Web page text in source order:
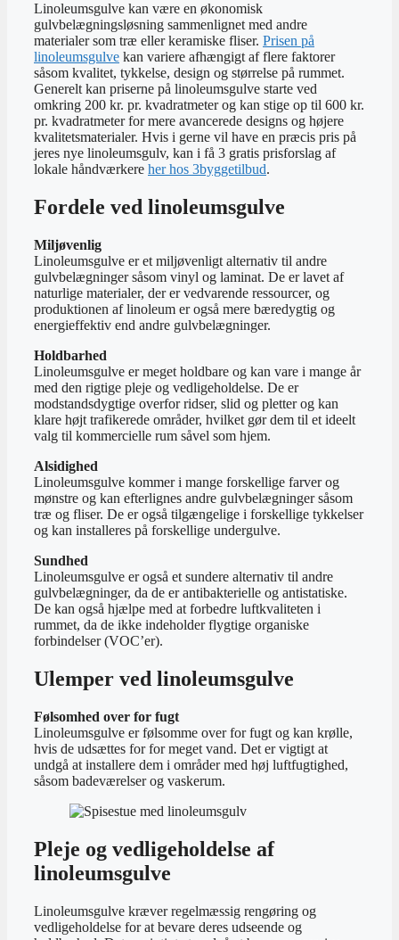
Linoleumsgulve kan være en økonomisk
gulvbelægningsløsning sammenlignet med andre
materialer som træ eller keramiske fliser. Prisen på
linoleumsgulve kan variere afhængigt af flere faktorer
såsom kvalitet, tykkelse, design og størrelse på rummet.
Generelt kan priserne på linoleumsgulve starte ved
omkring 200 kr. pr. kvadratmeter og kan stige op til 600 kr.
pr. kvadratmeter for mere avancerede designs og højere
kvalitetsmaterialer. Hvis i gerne vil have en præcis pris på
jeres nye linoleumsgulv, kan i få 3 gratis prisforslag af
lokale håndværkere her hos 3byggetilbud.
Fordele ved linoleumsgulve
Miljøvenlig
Linoleumsgulve er et miljøvenligt alternativ til andre
gulvbelægninger såsom vinyl og laminat. De er lavet af
naturlige materialer, der er vedvarende ressourcer, og
produktionen af linoleum er også mere bæredygtig og
energieffektiv end andre gulvbelægninger.
Holdbarhed
Linoleumsgulve er meget holdbare og kan vare i mange år
med den rigtige pleje og vedligeholdelse. De er
modstandsdygtige overfor ridser, slid og pletter og kan
klare højt trafikerede områder, hvilket gør dem til et ideelt
valg til kommercielle rum såvel som hjem.
Alsidighed
Linoleumsgulve kommer i mange forskellige farver og
mønstre og kan efterlignes andre gulvbelægninger såsom
træ og fliser. De er også tilgængelige i forskellige tykkelser
og kan installeres på forskellige undergulve.
Sundhed
Linoleumsgulve er også et sundere alternativ til andre
gulvbelægninger, da de er antibakterielle og antistatiske.
De kan også hjælpe med at forbedre luftkvaliteten i
rummet, da de ikke indeholder flygtige organiske
forbindelser (VOC’er).
Ulemper ved linoleumsgulve
Følsomhed over for fugt
Linoleumsgulve er følsomme over for fugt og kan krølle,
hvis de udsættes for for meget vand. Det er vigtigt at
undgå at installere dem i områder med høj luftfugtighed,
såsom badeværelser og vaskerum.
Pleje og vedligeholdelse af
linoleumsgulve
Linoleumsgulve kræver regelmæssig rengøring og
vedligeholdelse for at bevare deres udseende og